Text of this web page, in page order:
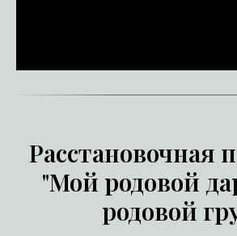
Расстановочная
"Мой родовой
родовой